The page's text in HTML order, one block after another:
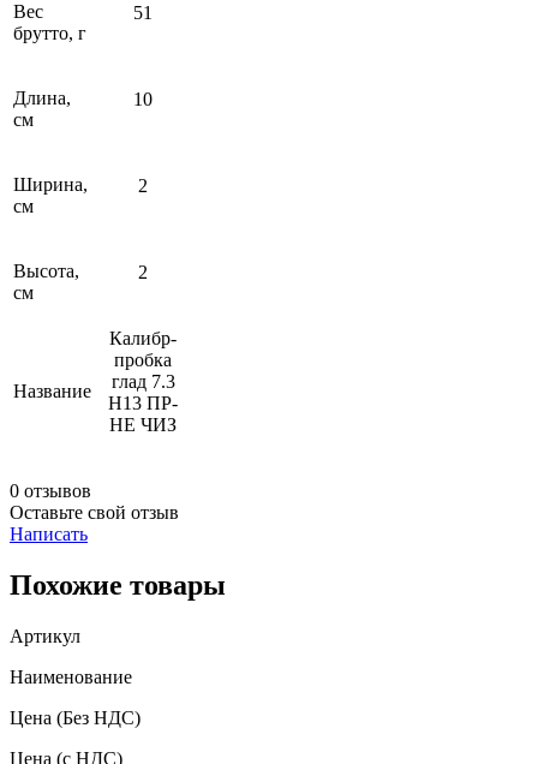
Вес
брутто, г
51
Длина,
см
10
Ширина,
см
2
Высота,
см
2
Название
Калибр-
пробка
глад 7.3
Н13 ПР-
НЕ ЧИЗ
0 отзывов
Оставьте свой отзыв
Написать
Похожие товары
Артикул
Наименование
Цена (Без НДС)
Цена (с НДС)